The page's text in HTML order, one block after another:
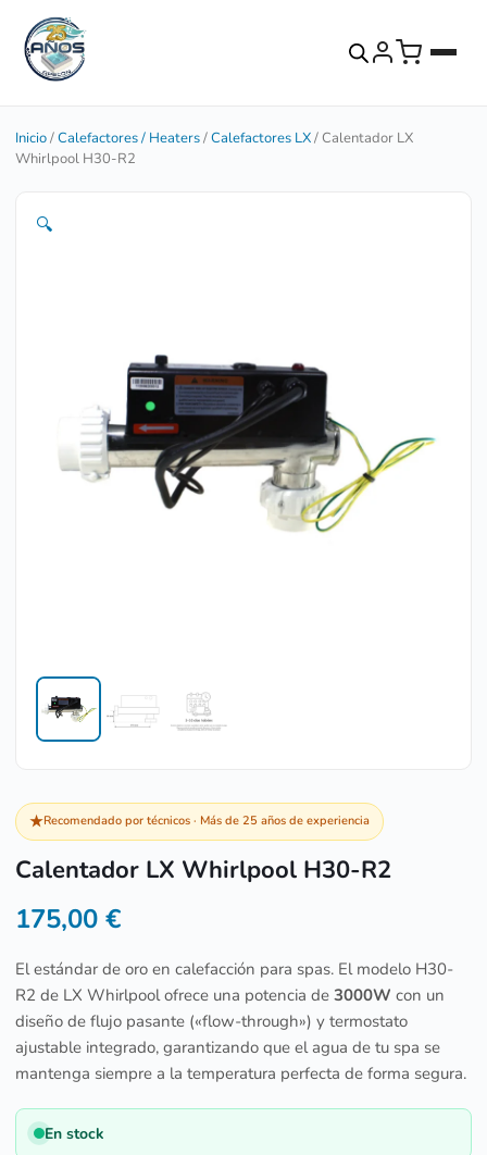
Inicio/Calefactores / Heaters/Calefactores LX/ Calentador LX
Whirlpool H30-R2
🔍
★Recomendado por técnicos · Más de 25 años de experiencia
Calentador LX Whirlpool H30-R2
175,00 €
El estándar de oro en calefacción para spas. El modelo H30-
R2 de LX Whirlpool ofrece una potencia de 3000W con un
diseño de flujo pasante («flow-through») y termostato
ajustable integrado, garantizando que el agua de tu spa se
mantenga siempre a la temperatura perfecta de forma segura.
En stock